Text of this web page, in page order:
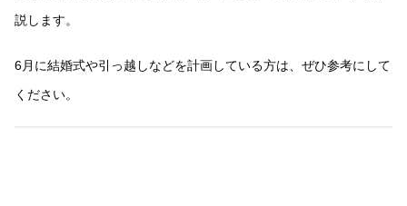
説します。
6月に結婚式や引っ越しなどを計画している方は、ぜひ参考にして
ください。